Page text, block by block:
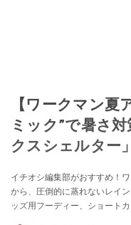
【ワークマン夏
ミック”で暑さ
クスシェルター
イチオシ編集部がおすすめ！
から、圧倒的に蒸れないレイ
ッズ用フーディー、ショート